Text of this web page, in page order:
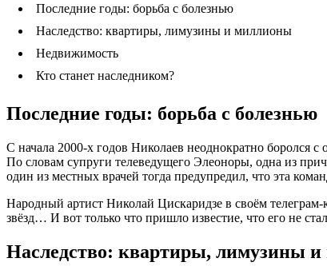
Последние годы: борьба с болезнью
Наследство: квартиры, лимузины и миллионы
Недвижимость
Кто станет наследником?
Последние годы: борьба с болезнью
С начала 2000-х годов Николаев неоднократно боролся с
По словам супруги телеведущего Элеоноры, одна из
один из местных врачей тогда предупредил, что эта
Народный артист Николай Цискаридзе в своём
звёзд… И вот только что пришло известие, что его не
Наследство: квартиры, лимузины